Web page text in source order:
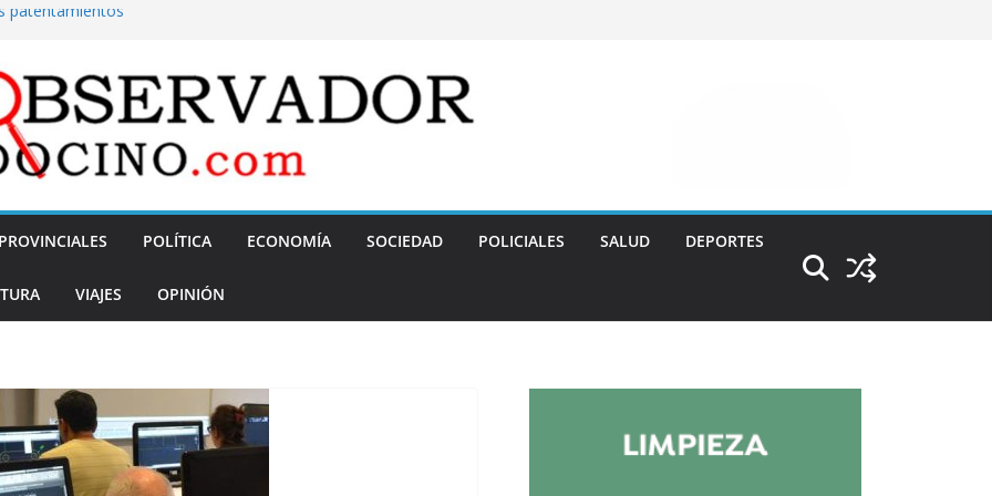
patentamientos
en julio y cómo
peatonal
PROVINCIALES POLÍTICA ECONOMÍA SOCIEDAD POLICIALES SALUD DEPORTES
VIAJES OPINIÓN